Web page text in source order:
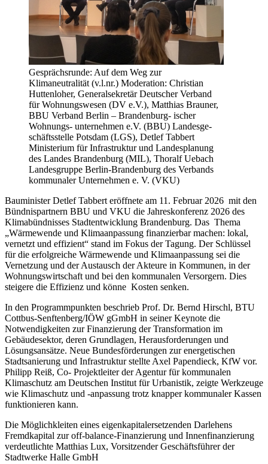
Gesprächsrunde: Auf dem Weg zur
Klimaneutralität (v.l.nr.) Moderation: Christian
Huttenloher, Generalsekretär Deutscher Verband
für Wohnungswesen (DV e.V.), Matthias Brauner,
BBU Verband Berlin – Brandenburg- ischer
Wohnungs- unternehmen e.V. (BBU) Landesge-
schäftsstelle Potsdam (LGS), Detlef Tabbert
Ministerium für Infrastruktur und Landesplanung
des Landes Brandenburg (MIL), Thoralf Uebach
Landesgruppe Berlin-Brandenburg des Verbands
kommunaler Unternehmen e. V. (VKU)
Bauminister Detlef Tabbert eröffnete am 11. Februar 2026 mit den
Bündnispartnern BBU und VKU die Jahreskonferenz 2026 des
Klimabündnisses Stadtentwicklung Brandenburg. Das Thema
„Wärmewende und Klimaanpassung finanzierbar machen: lokal,
vernetzt und effizient“ stand im Fokus der Tagung. Der Schlüssel
für die erfolgreiche Wärmewende und Klimaanpassung sei die
Vernetzung und der Austausch der Akteure in Kommunen, in der
Wohnungswirtschaft und bei den kommunalen Versorgern. Dies
steigere die Effizienz und könne Kosten senken.
In den Programmpunkten beschrieb Prof. Dr. Bernd Hirschl, BTU
Cottbus-Senftenberg/IÖW gGmbH in seiner Keynote die
Notwendigkeiten zur Finanzierung der Transformation im
Gebäudesektor, deren Grundlagen, Herausforderungen und
Lösungsansätze. Neue Bundesförderungen zur energetischen
Stadtsanierung und Infrastruktur stellte Axel Papendieck, KfW vor.
Philipp Reiß, Co- Projektleiter der Agentur für kommunalen
Klimaschutz am Deutschen Institut für Urbanistik, zeigte Werkzeuge
wie Klimaschutz und -anpassung trotz knapper kommunaler Kassen
funktionieren kann.
Die Möglichkleiten eines eigenkapitalersetzenden Darlehens
Fremdkapital zur off-balance-Finanzierung und Innenfinanzierung
verdeutlichte Matthias Lux, Vorsitzender Geschäftsführer der
Stadtwerke Halle GmbH